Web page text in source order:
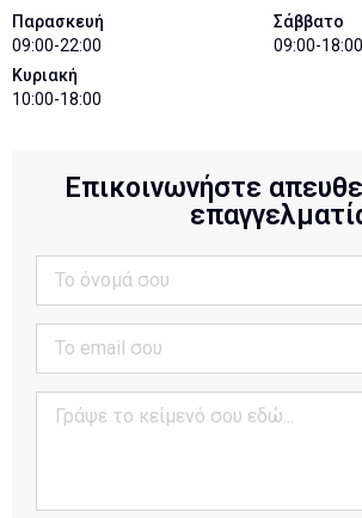
Παρασκευή
09:00-22:00
Σάββατο
09:00-18:00
Κυριακή
10:00-18:00
Επικοινωνήστε